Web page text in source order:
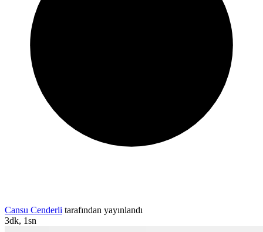
Cansu Cenderli tarafından yayınlandı
3dk, 1sn